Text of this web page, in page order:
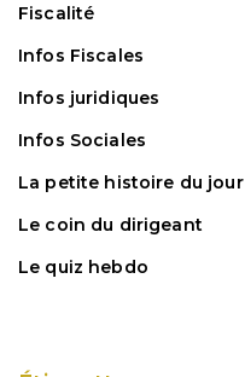
Fiscalité
Infos Fiscales
Infos juridiques
Infos Sociales
La petite histoire du jour
Le coin du dirigeant
Le quiz hebdo